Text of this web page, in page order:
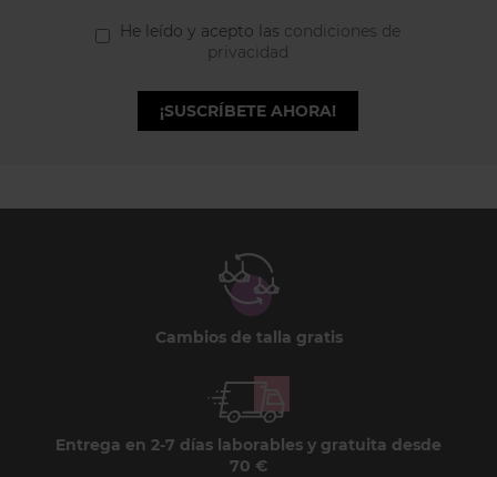
He leído y acepto las condiciones de
privacidad
¡SUSCRÍBETE AHORA!
Cambios de talla gratis
Entrega en 2-7 días laborables y gratuita desde
70 €